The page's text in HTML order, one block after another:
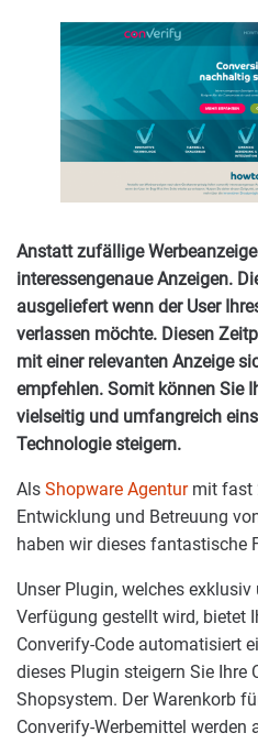
Anstatt zufällige
interessengenaue Anzeigen.
ausgeliefert wenn der User
verlassen möchte. Diesen
mit einer relevanten Anzeige
empfehlen. Somit können Sie
vielseitig und umfangreich
Technologie steigern.
Als Shopware Agenturmit fast
Entwicklung und Betreuung
haben wir dieses fantastische
Unser Plugin, welches
Verfügung gestellt wird, bietet
Converify-Code automatisiert
dieses Plugin steigern Sie Ihre
Shopsystem. Der Warenkorb
Converify-Werbemittel werden